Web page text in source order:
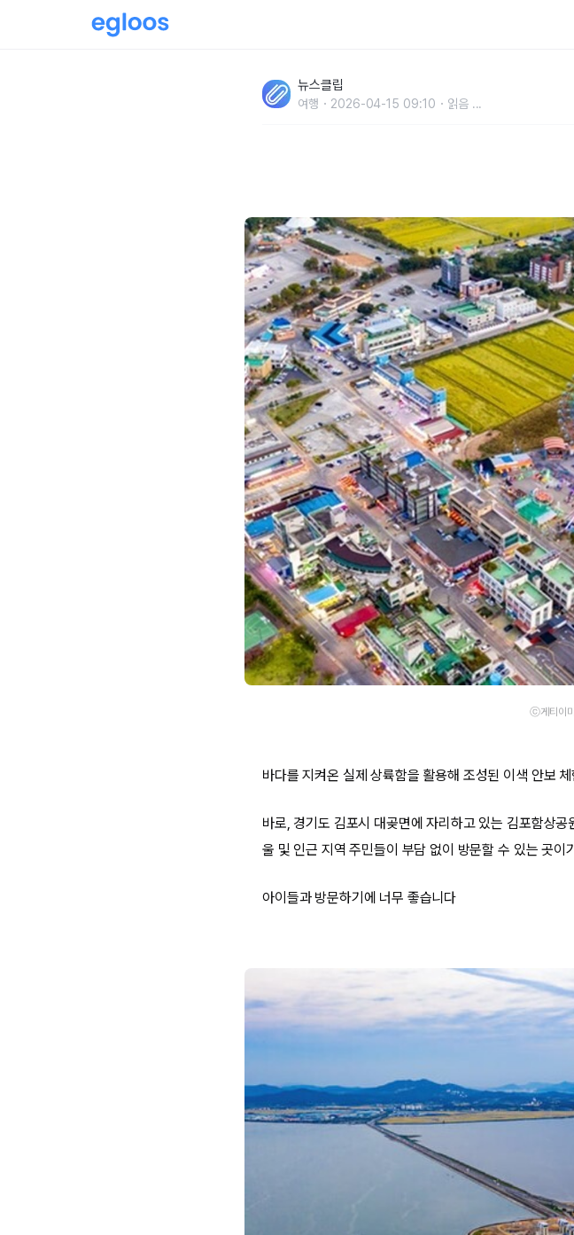
뉴스클립
여행 2026-04-15 09:10 읽음 ...
ⓒ게티이
바다를 지켜온 실제 상륙함을 활용해 조성된 이색 안보
바로, 경기도 김포시 대곶면에 자리하고 있는 김포함상
울 및 인근 지역 주민들이 부담 없이 방문할 수 있는 곳이
아이들과 방문하기에 너무 좋습니다